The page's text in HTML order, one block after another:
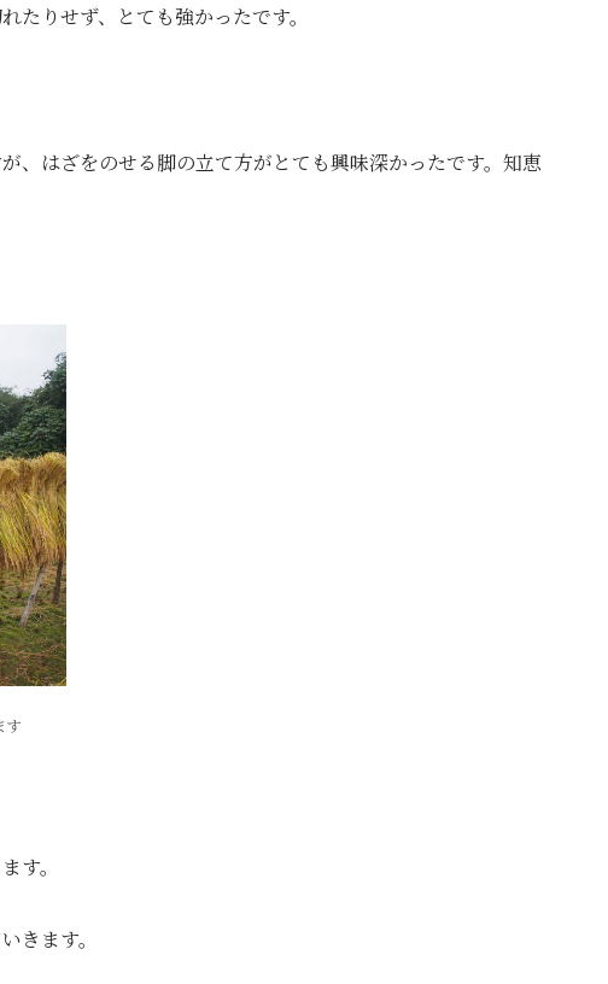
たりせず、
とても強かったです。
、はざをのせる脚の立て方がとても興味深かったです。知恵
す
す。
きます。